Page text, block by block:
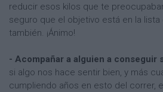
reducir esos kilos que te
seguro que el objetivo está en la lista
también. ¡Ánimo!
- Acompañar a alguien a conseguir
si algo nos hace sentir bien, y más
cumpliendo años en esto del correr,